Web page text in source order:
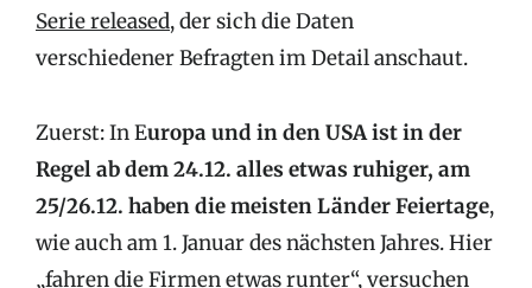
Serie released, der sich die Daten
verschiedener Befragten im Detail anschaut.
Zuerst: In Europa und in den USA ist in der
Regel ab dem 24.12. alles etwas ruhiger, am
25/26.12. haben die meisten Länder Feiertage,
wie auch am 1. Januar des nächsten Jahres. Hier
„fahren die Firmen etwas runter“, versuchen